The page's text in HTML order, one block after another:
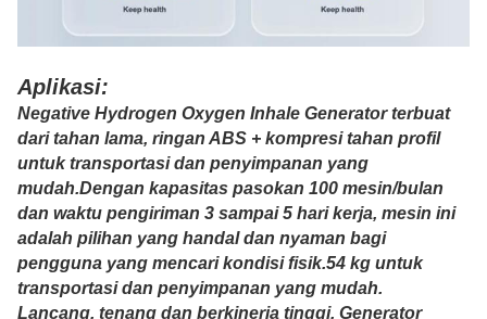
Aplikasi:
Negative Hydrogen Oxygen Inhale Generator terbuat
dari tahan lama, ringan ABS + kompresi tahan profil
untuk transportasi dan penyimpanan yang
mudah.Dengan kapasitas pasokan 100 mesin/bulan
dan waktu pengiriman 3 sampai 5 hari kerja, mesin ini
adalah pilihan yang handal dan nyaman bagi
pengguna yang mencari kondisi fisik.54 kg untuk
transportasi dan penyimpanan yang mudah.
Lancang, tenang dan berkinerja tinggi, Generator